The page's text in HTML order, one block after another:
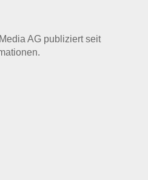
AG publiziert seit